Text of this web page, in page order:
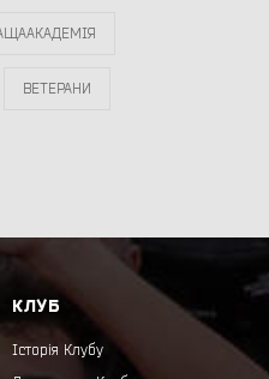
ВЕТЕРАНИ
КЛУБ
Історія Клубу